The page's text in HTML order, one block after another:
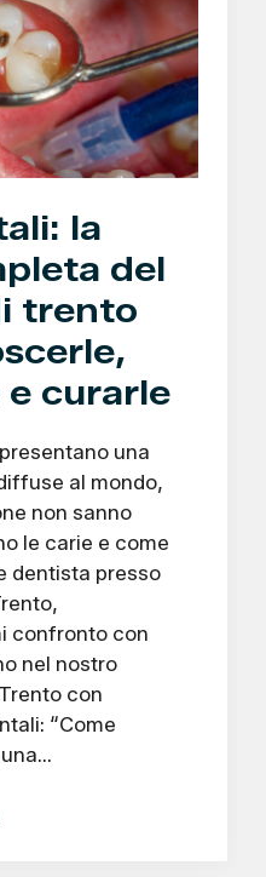
la
del
trento
curarle
una
al mondo,
non sanno
le carie e come
dentista presso
confronto con
nel nostro
con
“Come